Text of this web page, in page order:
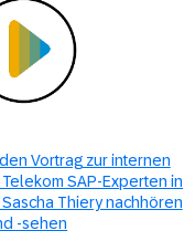
Vortrag zur internen
SAP-Experten in
Sascha Thiery nachhören
-sehen